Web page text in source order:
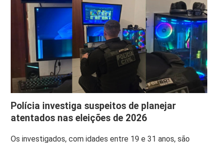
Polícia investiga suspeitos de planejar
atentados nas eleições de 2026
Os investigados, com idades entre 19 e 31 anos, são